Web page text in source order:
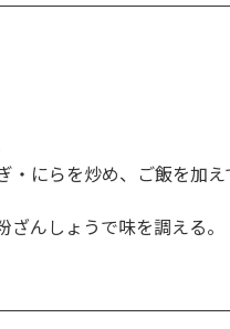
・にらを炒め、ご飯を加
んしょうで味を調える。